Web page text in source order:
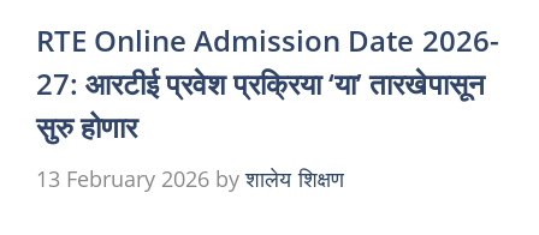
RTE Online Admission Date 2026-
27: आरटीई प्रवेश प्रक्रिया ‘या’ तारखेपासून
सुरु होणार
13 February 2026 byशालेय शिक्षण